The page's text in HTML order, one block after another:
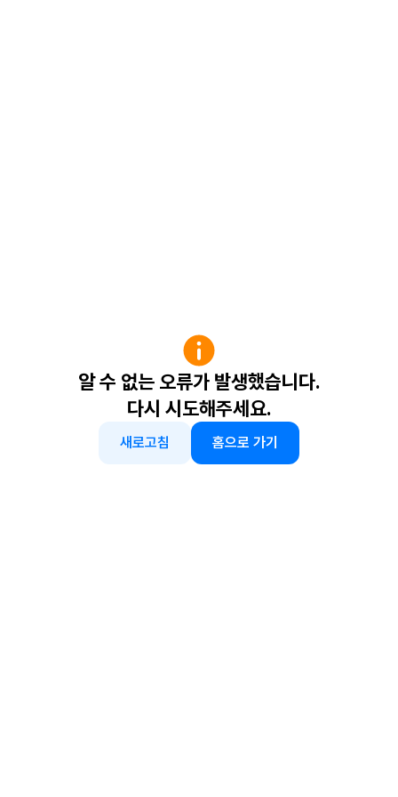
알 수 없는 오류가 발생했습니다.
다시 시도해주세요.
새로고침 홈으로 가기